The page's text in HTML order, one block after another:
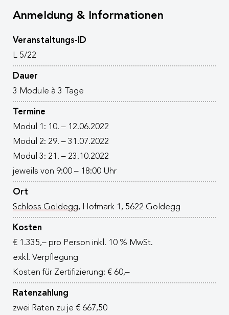
Anmeldung & Informationen
Veranstaltungs-ID
L 5/22
Dauer
3 Module à 3 Tage
Termine
Modul 1: 10. – 12.06.2022
Modul 2: 29. – 31.07.2022
Modul 3: 21. – 23.10.2022
jeweils von 9:00 – 18:00 Uhr
Ort
Schloss Goldegg, Hofmark 1, 5622 Goldegg
Kosten
€ 1.335,– pro Person inkl. 10 % MwSt.
exkl. Verpflegung
Kosten für Zertifizierung: € 60,–
Ratenzahlung
zwei Raten zu je € 667,50